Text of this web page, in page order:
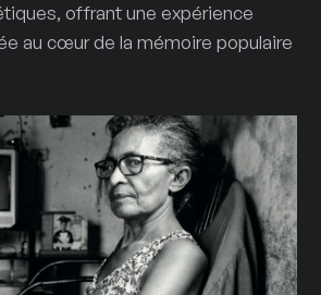
offrant une expérience
au cœur de la mémoire populaire